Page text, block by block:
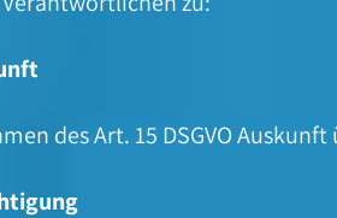
des Art. 15 DSGVO